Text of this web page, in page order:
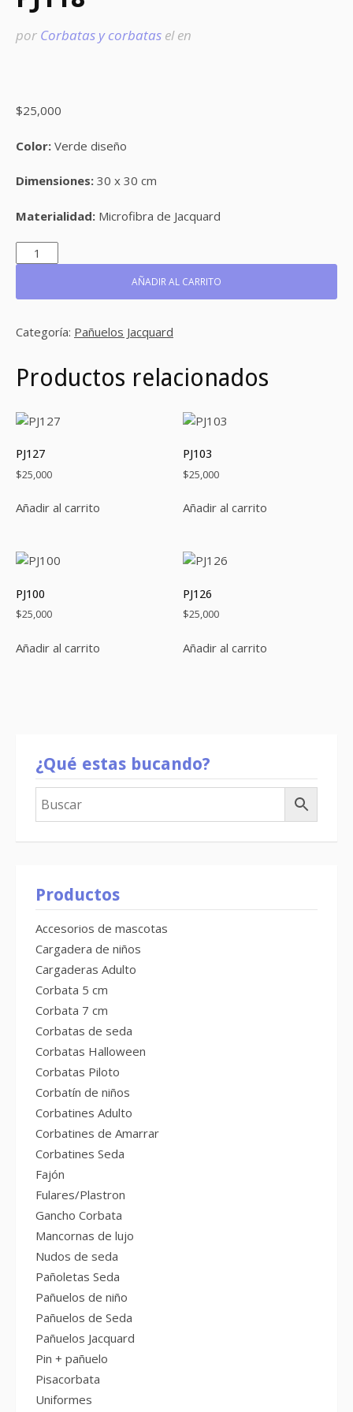
por Corbatas y corbatas elen
$25,000
Color: Verde diseño
Dimensiones: 30 x 30 cm
Materialidad: Microfibra de Jacquard
PJ118
CANTIDAD
AÑADIR AL CARRITO
Categoría: Pañuelos Jacquard
Productos relacionados
PJ127
$25,000
Añadir al carrito
PJ103
$25,000
Añadir al carrito
PJ100
$25,000
Añadir al carrito
PJ126
$25,000
Añadir al carrito
¿Qué estas bucando?
Productos
Accesorios de mascotas
Cargadera de niños
Cargaderas Adulto
Corbata 5 cm
Corbata 7 cm
Corbatas de seda
Corbatas Halloween
Corbatas Piloto
Corbatín de niños
Corbatines Adulto
Corbatines de Amarrar
Corbatines Seda
Fajón
Fulares/Plastron
Gancho Corbata
Mancornas de lujo
Nudos de seda
Pañoletas Seda
Pañuelos de niño
Pañuelos de Seda
Pañuelos Jacquard
Pin + pañuelo
Pisacorbata
Uniformes